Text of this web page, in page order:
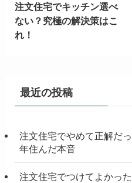
注文住宅でキッチン選べ
ない？究極の解決策はこ
れ！
最近の投稿
注文住宅でやめて正解だ
年住んだ本音
注文住宅でつけてよかっ